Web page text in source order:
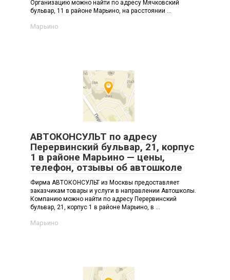
Организацию можно найти по адресу Мячковский
бульвар, 11 в районе Марьино, на расстоянии ...
Марьино
АВТОКОНСУЛЬТ по адресу
Перервинский бульвар, 21, корпус
1 в районе Марьино — цены,
телефон, отзывы об автошколе
Фирма АВТОКОНСУЛЬТ из Москвы предоставляет
заказчикам товары и услуги в направлении Автошколы.
Компанию можно найти по адресу Перервинский
бульвар, 21, корпус 1 в районе Марьино, в ...
Марьино